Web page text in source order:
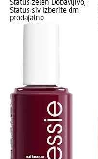
Status zelen Dobavljivo,
Status siv Izberite dm
prodajalno